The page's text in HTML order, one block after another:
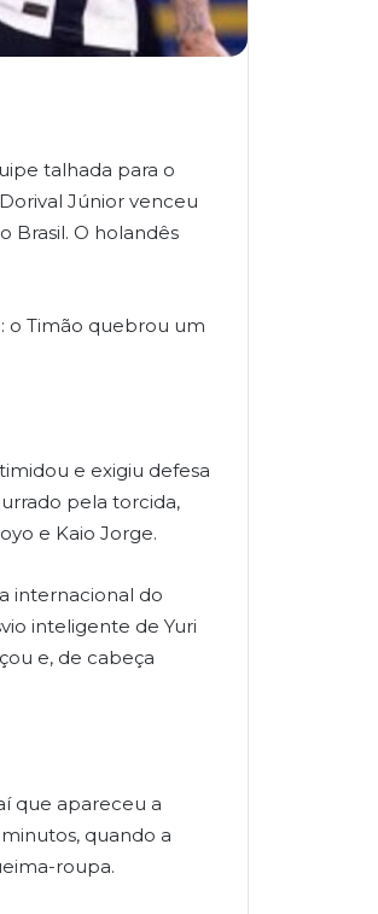
talhada para o
Júnior venceu
Brasil. O holandês
o Timão quebrou um
e exigiu defesa
pela torcida,
e Kaio Jorge.
internacional do
inteligente de Yuri
e, de cabeça
que apareceu a
quando a
roupa.